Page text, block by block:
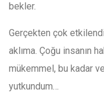
bekler.
Gerçekten çok
aklıma. Çoğu insanın
mükemmel, bu kadar
yutkundum…